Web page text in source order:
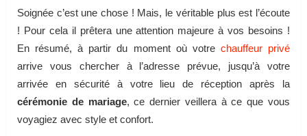
Soignée c’est une chose ! Mais, le véritable plus est l’écoute
! Pour cela il prêtera une attention majeure à vos besoins !
En résumé, à partir du moment où votre chauffeur privé
arrive vous chercher à l’adresse prévue, jusqu’à votre
arrivée en sécurité à votre lieu de réception après la
cérémonie de mariage, ce dernier veillera à ce que vous
voyagiez avec style et confort.